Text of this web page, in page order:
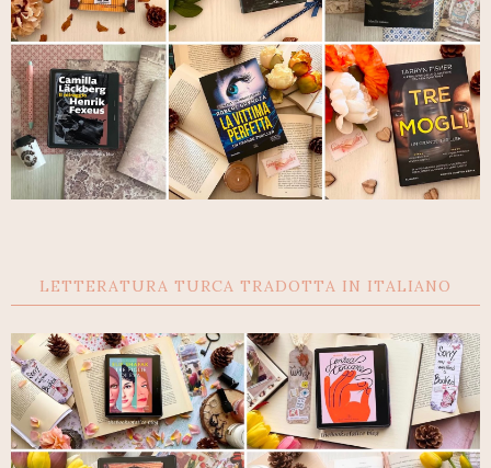
LETTERATURA TURCA TRADOTTA IN ITALIANO